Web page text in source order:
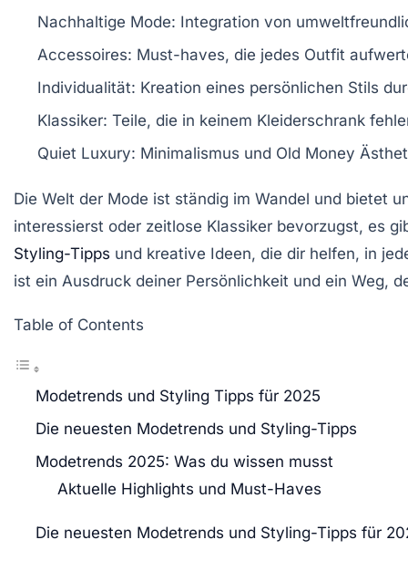
Nachhaltige Mode: Integration von
Accessoires: Must-haves, die jedes Outfit
Individualität: Kreation eines persönlichen Stils
Klassiker: Teile, die in keinem Kleiderschrank
Quiet Luxury: Minimalismus und Old Money
Die Welt der Mode ist ständig im Wandel und bietet
interessierst oder zeitlose Klassiker bevorzugst, es
Styling-Tipps und kreative Ideen, die dir helfen, in
ist ein Ausdruck deiner Persönlichkeit und ein Weg,
Table of Contents
Modetrends und Styling Tipps für 2025
Die neuesten Modetrends und Styling-Tipps
Modetrends 2025: Was du wissen musst
Aktuelle Highlights und Must-Haves
Die neuesten Modetrends und Styling-Tipps für